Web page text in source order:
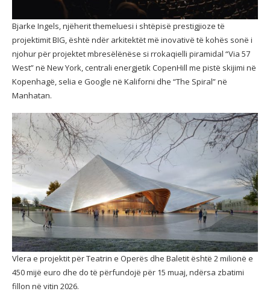
Bjarke Ingels, njëherit themeluesi i shtëpisë prestigjioze të
projektimit BIG, është ndër arkitektët më inovativë të kohës sonë i
njohur për projektet mbresëlënëse si rrokaqielli piramidal “Via 57
West” në New York, centrali energjetik CopenHill me pistë skijimi në
Kopenhagë, selia e Google në Kaliforni dhe “The Spiral” në
Manhatan.
Vlera e projektit për Teatrin e Operës dhe Baletit është 2 milionë e
450 mijë euro dhe do të përfundojë për 15 muaj, ndërsa zbatimi
fillon në vitin 2026.